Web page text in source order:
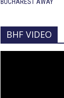
BHF VIDEO